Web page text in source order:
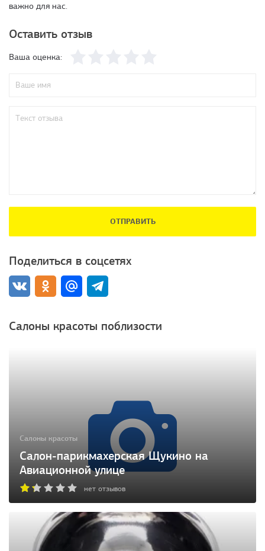
важно для нас.
Оставить отзыв
Ваша оценка:
ОТПРАВИТЬ
Поделиться в соцсетях
Салоны красоты поблизости
Салоны красоты
Салон-парикмахерская Щукино на
Авиационной улице
нет отзывов